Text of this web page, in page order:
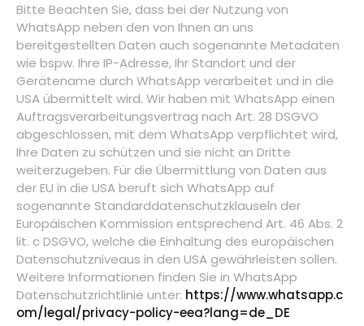
Bitte Beachten Sie, dass bei der Nutzung von
WhatsApp neben den von Ihnen an uns
bereitgestellten Daten auch sogenannte Metadaten
wie bspw. Ihre IP-Adresse, Ihr Standort und der
Gerätename durch WhatsApp verarbeitet und in die
USA übermittelt wird. Wir haben mit WhatsApp einen
Auftragsverarbeitungsvertrag nach Art. 28 DSGVO
abgeschlossen, mit dem WhatsApp verpflichtet wird,
Ihre Daten zu schützen und sie nicht an Dritte
weiterzugeben. Für die Übermittlung von Daten aus
der EU in die USA beruft sich WhatsApp auf
sogenannte Standarddatenschutzklauseln der
Europäischen Kommission entsprechend Art. 46 Abs. 2
lit. c DSGVO, welche die Einhaltung des europäischen
Datenschutzniveaus in den USA gewährleisten sollen.
Weitere Informationen finden Sie in WhatsApp
Datenschutzrichtlinie unter: https://www.whatsapp.c
om/legal/privacy-policy-eea?lang=de_DE